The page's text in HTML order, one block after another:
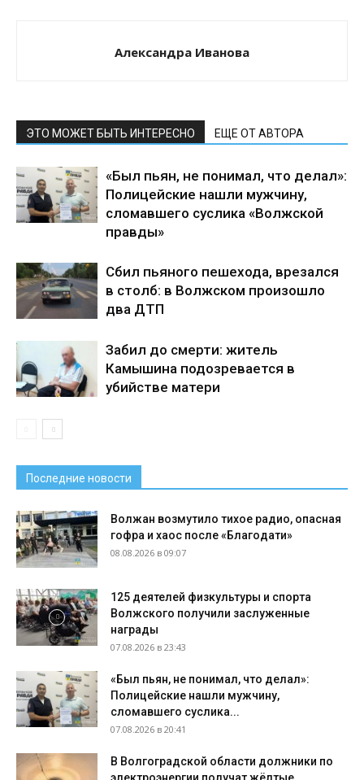
Александра Иванова
ЭТО МОЖЕТ БЫТЬ ИНТЕРЕСНО ЕЩЕ ОТ АВТОРА
«Был пьян, не понимал, что делал»:
Полицейские нашли мужчину,
сломавшего суслика «Волжской
правды»
Сбил пьяного пешехода, врезался
в столб: в Волжском произошло
два ДТП
Забил до смерти: житель
Камышина подозревается в
убийстве матери
Последние новости
Волжан возмутило тихое радио, опасная
гофра и хаос после «Благодати»
08.08.2026 в 09:07
125 деятелей физкультуры и спорта
Волжского получили заслуженные
награды
07.08.2026 в 23:43
«Был пьян, не понимал, что делал»:
Полицейские нашли мужчину,
сломавшего суслика...
07.08.2026 в 20:41
В Волгоградской области должники по